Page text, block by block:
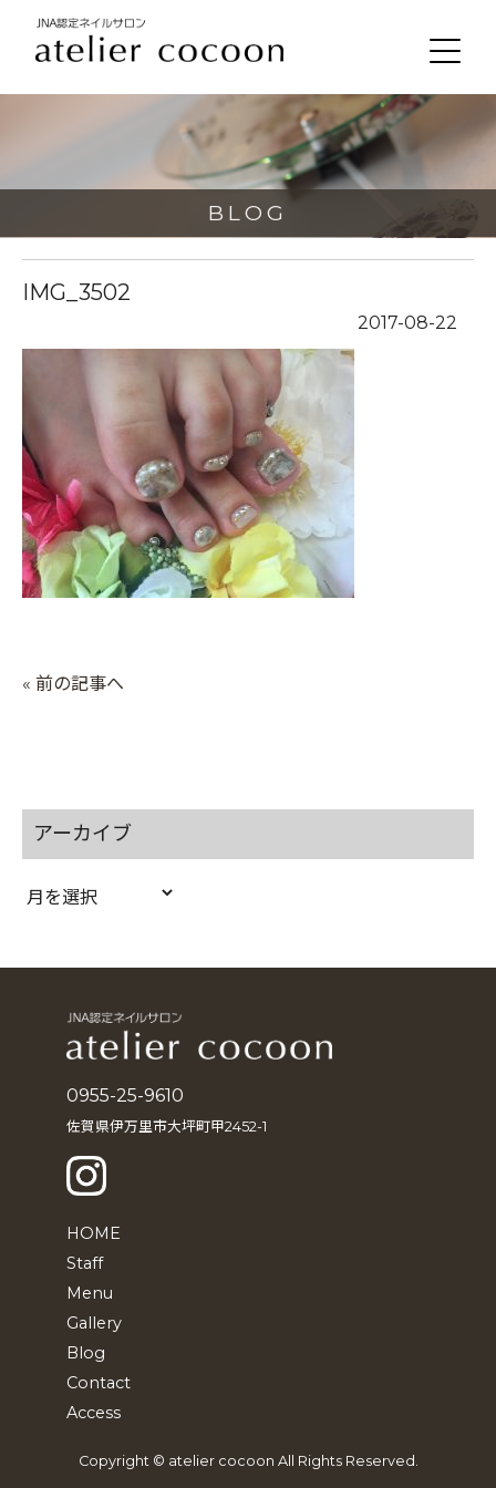
BLOG
IMG_3502
2017-08-22
« 前の記事へ
アーカイブ
ア
0955-25-9610
佐賀県伊万里市大坪町甲2452-1
HOME
Staff
Menu
Gallery
Blog
Contact
Access
Copyright © atelier cocoon All Rights Reserved.